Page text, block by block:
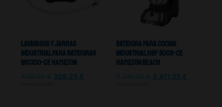
Lavavasos Y Jarras
Industrial Para batidoras
BRC100-CE Hamilton
329,25 €
Batidora Para Cocina
Industrial HBF 1100S-CE
Hamilton Beach
2.411,25 €